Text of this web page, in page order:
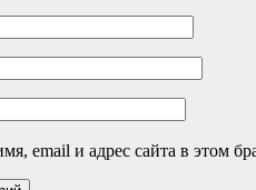
email и адрес сайта в этом